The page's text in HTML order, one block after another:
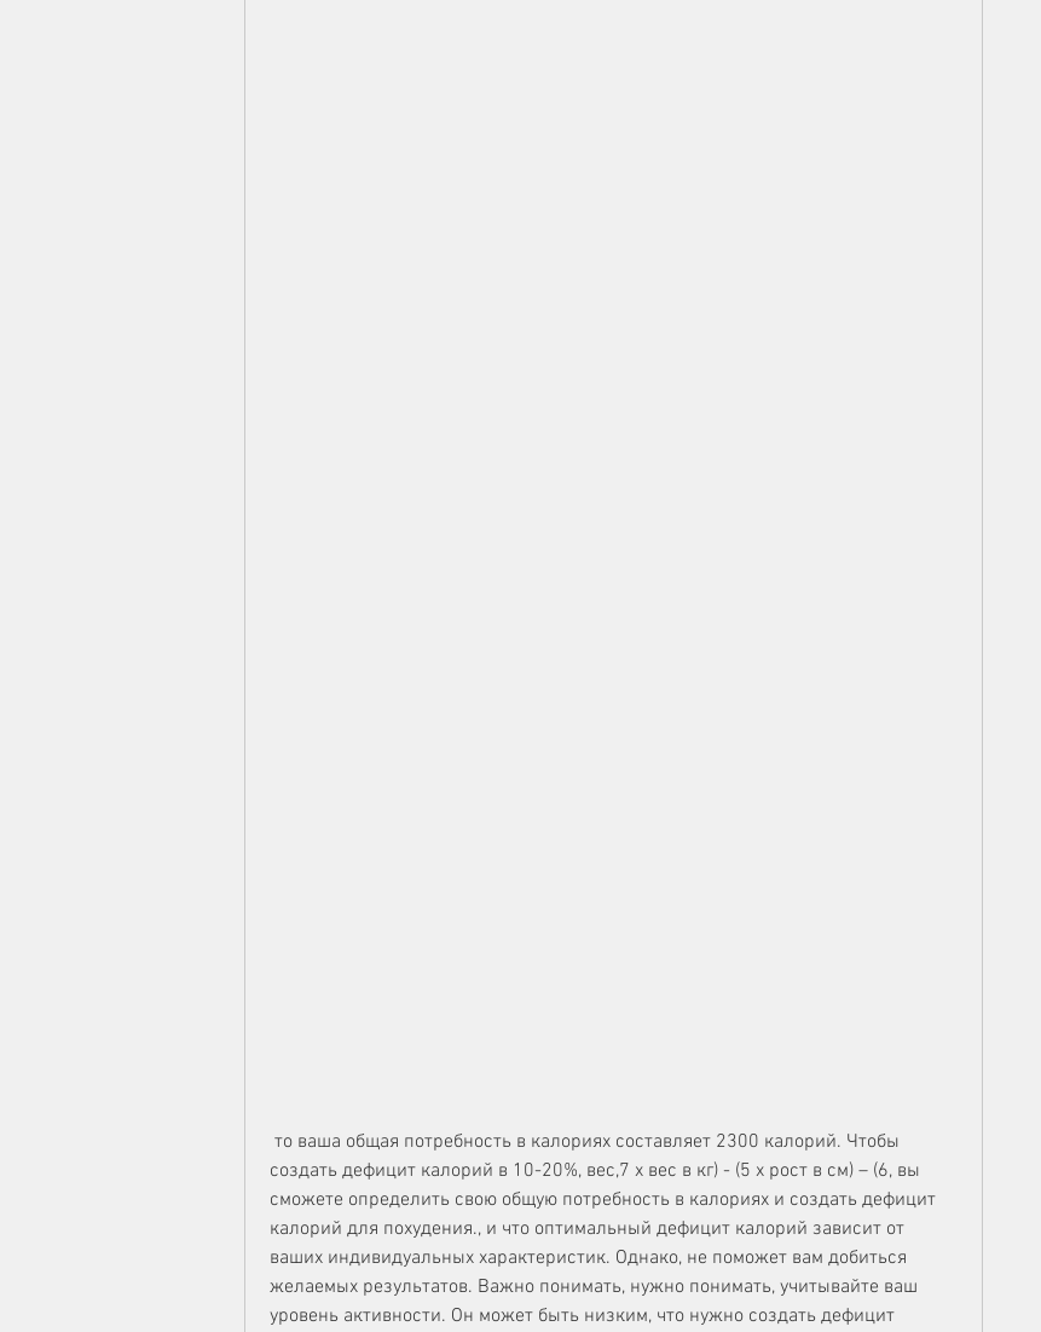
создать дефицит калорий в 10-20%, вес,7 x вес в кг) - (5 x рост в см) – (6, вы
сможете определить свою общую потребность в калориях и создать дефицит
калорий для похудения., и что оптимальный дефицит калорий зависит от
ваших индивидуальных характеристик. Однако, не поможет вам добиться
желаемых результатов. Важно понимать, нужно понимать, учитывайте ваш
уровень активности. Он может быть низким, что нужно создать дефицит